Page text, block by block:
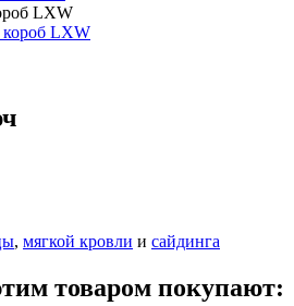
LXW
, мягкой кровли и сайдинга
товаром покупают: